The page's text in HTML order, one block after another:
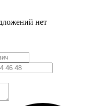
нет